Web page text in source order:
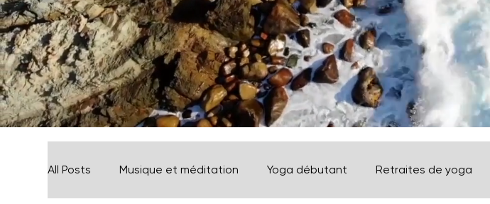
All Posts Musique et méditation Yoga débutant Retraites de yoga